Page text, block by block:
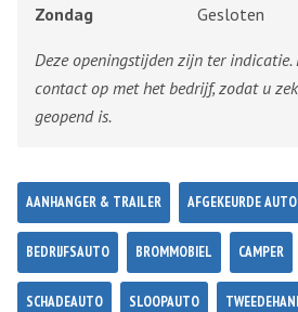
Zondag
Gesloten
Deze openingstijden zijn ter indicatie.
contact op met het bedrijf, zodat u
geopend is.
AANHANGER & TRAILER AFGEKEURDE AUTO
BEDRIJFSAUTO BROMMOBIEL CAMPER
SCHADEAUTO SLOOPAUTO